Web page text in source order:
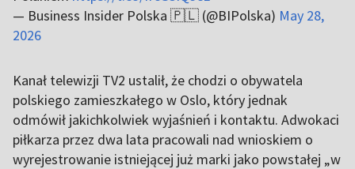
— Business Insider Polska 🇵🇱 (@BIPolska) May 28,
2026
Kanał telewizji TV2 ustalił, że chodzi o obywatela
polskiego zamieszkałego w Oslo, który jednak
odmówił jakichkolwiek wyjaśnień i kontaktu. Adwokaci
piłkarza przez dwa lata pracowali nad wnioskiem o
wyrejestrowanie istniejącej już marki jako powstałej „w